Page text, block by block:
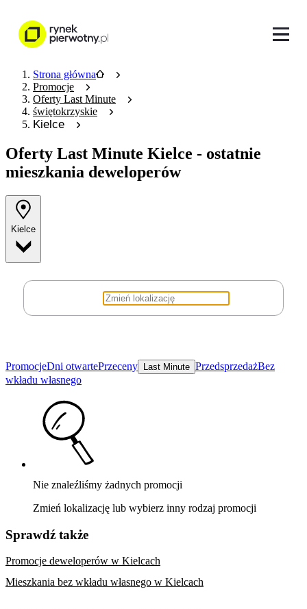
Strona główna
Promocje
Oferty Last Minute
świętokrzyskie
Kielce
Oferty Last Minute Kielce - ostatnie
mieszkania deweloperów
Kielce
PromocjeDni otwartePrzeceny Last Minute PrzedsprzedażBez
wkładu własnego
Nie znaleźliśmy żadnych promocji
Zmień lokalizację lub wybierz inny rodzaj promocji
Sprawdź także
Promocje deweloperów w Kielcach
Mieszkania bez wkładu własnego w Kielcach